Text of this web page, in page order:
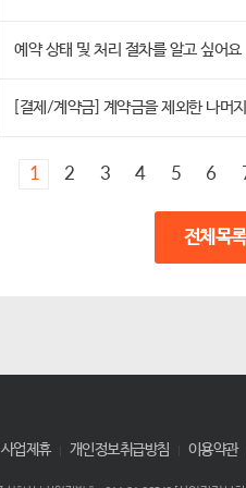
예약 상태 및 처리 절차를 알고 싶어요
[결제/계약금] 계약금을 제외한 나머
1 2 3 4 5 6
전체목
사업제휴 개인정보취급방침 이용약관